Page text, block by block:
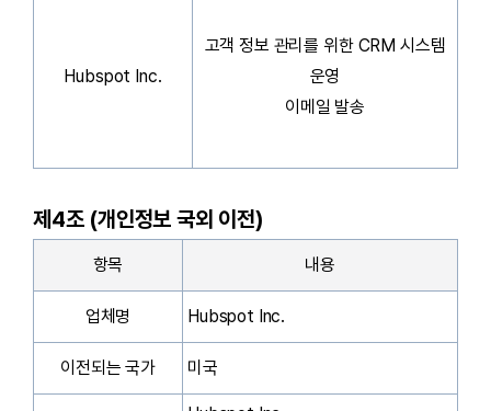
Hubspot Inc.
고객 정보 관리를 위한 CRM 시스템
운영
이메일 발송
제4조 (개인정보 국외 이전)
항목 내용
업체명 Hubspot Inc.
이전되는 국가 미국